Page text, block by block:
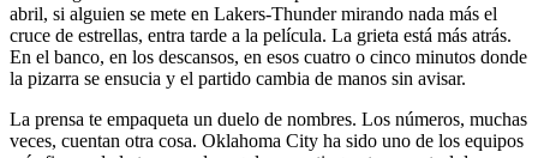
abril, si alguien se mete en Lakers-Thunder mirando nada más el
cruce de estrellas, entra tarde a la película. La grieta está más atrás.
En el banco, en los descansos, en esos cuatro o cinco minutos donde
la pizarra se ensucia y el partido cambia de manos sin avisar.
La prensa te empaqueta un duelo de nombres. Los números, muchas
veces, cuentan otra cosa. Oklahoma City ha sido uno de los equipos